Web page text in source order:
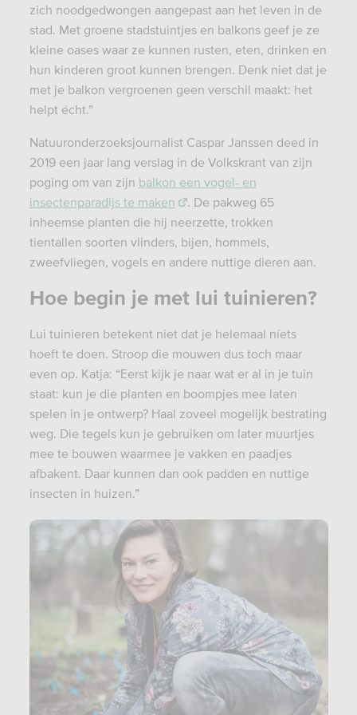
zich noodgedwongen aangepast aan het leven in de
stad. Met groene stadstuintjes en balkons geef je ze
kleine oases waar ze kunnen rusten, eten, drinken en
hun kinderen groot kunnen brengen. Denk niet dat je
met je balkon vergroenen geen verschil maakt: het
helpt écht.”
Natuuronderzoeksjournalist Caspar Janssen deed in
2019 een jaar lang verslag in de Volkskrant van zijn
poging om van zijn balkon een vogel- en
insectenparadijs te maken
. De pakweg 65
inheemse planten die hij neerzette, trokken
tientallen soorten vlinders, bijen, hommels,
zweefvliegen, vogels en andere nuttige dieren aan.
Hoe begin je met lui tuinieren?
Lui tuinieren betekent niet dat je helemaal níets
hoeft te doen. Stroop die mouwen dus toch maar
even op. Katja: “Eerst kijk je naar wat er al in je tuin
staat: kun je die planten en boompjes mee laten
spelen in je ontwerp? Haal zoveel mogelijk bestrating
weg. Die tegels kun je gebruiken om later muurtjes
mee te bouwen waarmee je vakken en paadjes
afbakent. Daar kunnen dan ook padden en nuttige
insecten in huizen.”